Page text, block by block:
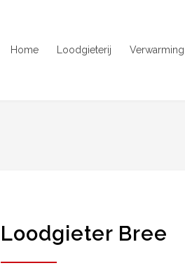
Home Loodgieterij Verwarming
Loodgieter Bree